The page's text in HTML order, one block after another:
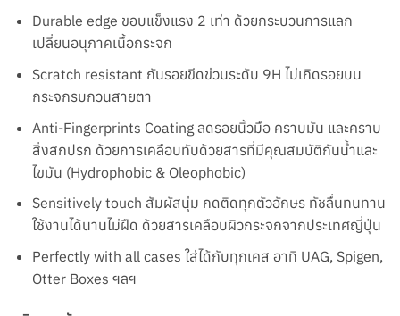
Durable edge ขอบแข็งแรง 2 เท่า ด้วยกระบวนการแลก
เปลี่ยนอนุภาคเนื้อกระจก
Scratch resistant กันรอยขีดข่วนระดับ 9H ไม่เกิดรอยบน
กระจกรบกวนสายตา
Anti-Fingerprints Coating ลดรอยนิ้วมือ คราบมัน และคราบ
สิ่งสกปรก ด้วยการเคลือบทับด้วยสารที่มีคุณสมบัติกันน้ำและ
ไขมัน (Hydrophobic & Oleophobic)
Sensitively touch สัมผัสนุ่ม กดติดทุกตัวอักษร ทัชลื่นทนทาน
ใช้งานได้นานไม่ฝืด ด้วยสารเคลือบผิวกระจกจากประเทศญี่ปุ่น
Perfectly with all cases ใส่ได้กับทุกเคส อาทิ UAG, Spigen,
Otter Boxes ฯลฯ